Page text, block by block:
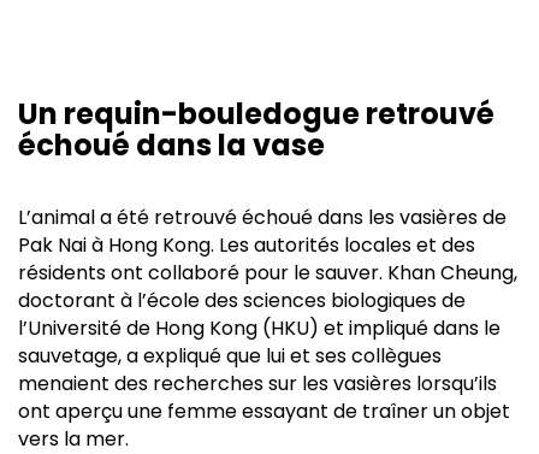
Un requin-bouledogue retrouvé
échoué dans la vase
L’animal a été retrouvé échoué dans les vasières de
Pak Nai à Hong Kong. Les autorités locales et des
résidents ont collaboré pour le sauver. Khan Cheung,
doctorant à l’école des sciences biologiques de
l’Université de Hong Kong (HKU) et impliqué dans le
sauvetage, a expliqué que lui et ses collègues
menaient des recherches sur les vasières lorsqu’ils
ont aperçu une femme essayant de traîner un objet
vers la mer.